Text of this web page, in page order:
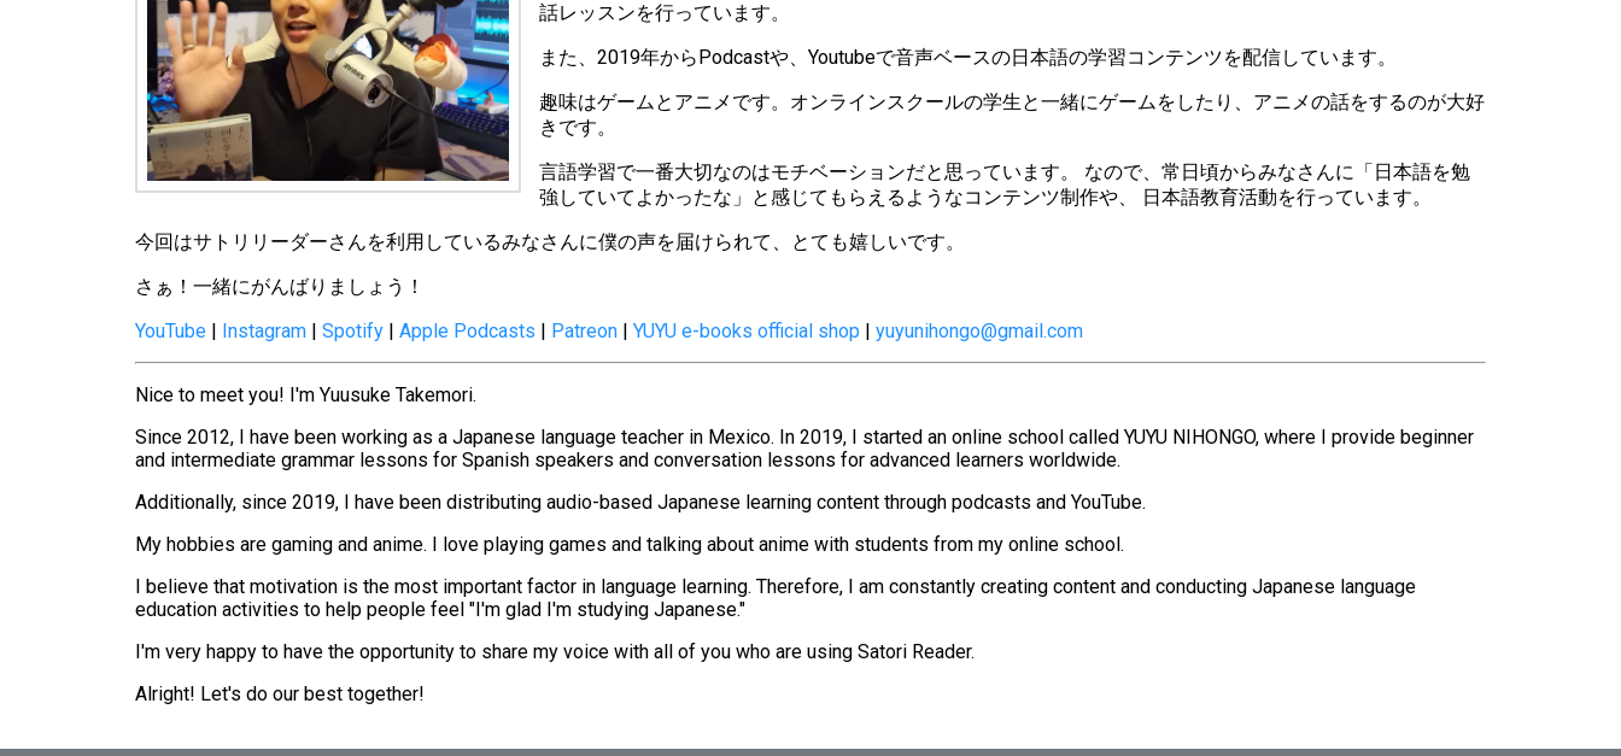
話レッスンを行っています。
また、2019年からPodcastや、Youtubeで音声ベースの日本語の学習コンテンツを配信しています。
趣味はゲームとアニメです。オンラインスクールの学生と一緒にゲームをしたり、アニメの話をするのが大好
きです。
言語学習で一番大切なのはモチベーションだと思っています。 なので、常日頃からみなさんに「日本語を勉
強していてよかったな」と感じてもらえるようなコンテンツ制作や、 日本語教育活動を行っています。
今回はサトリリーダーさんを利用しているみなさんに僕の声を届けられて、とても嬉しいです。
さぁ！一緒にがんばりましょう！
YouTube | Instagram | Spotify | Apple Podcasts | Patreon | YUYU e-books official shop | yuyunihongo@gmail.com
Nice to meet you! I'm Yuusuke Takemori.
Since 2012, I have been working as a Japanese language teacher in Mexico. In 2019, I started an online school called YUYU NIHONGO, where I provide beginner
and intermediate grammar lessons for Spanish speakers and conversation lessons for advanced learners worldwide.
Additionally, since 2019, I have been distributing audio-based Japanese learning content through podcasts and YouTube.
My hobbies are gaming and anime. I love playing games and talking about anime with students from my online school.
I believe that motivation is the most important factor in language learning. Therefore, I am constantly creating content and conducting Japanese language
education activities to help people feel "I'm glad I'm studying Japanese."
I'm very happy to have the opportunity to share my voice with all of you who are using Satori Reader.
Alright! Let's do our best together!